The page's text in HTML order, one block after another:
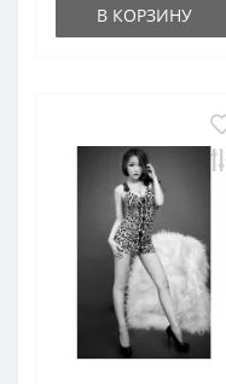
В КОРЗИНУ